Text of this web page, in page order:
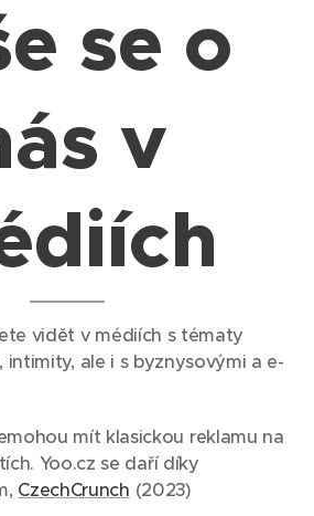
se o
v
vidět v médiích s tématy
intimity, ale i s byznysovými a e-
mít klasickou reklamu na
Yoo.cz se daří díky
CzechCrunch (2023)